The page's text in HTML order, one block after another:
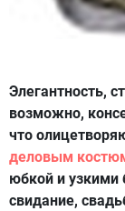
Элегантность,
возможно,
что
деловым
юбкой и узкими
свидание,